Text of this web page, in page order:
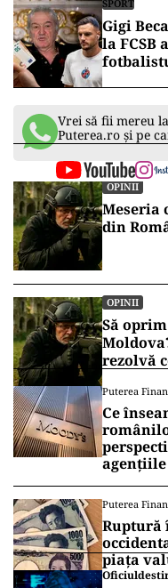
SPORT
Gigi
la FCSB
Vrei să fii mereu
Puterea.ro și pe
OPINII
Meseria
din
OPINII
Să
rezolvă
Puterea
Ce
Puterea
Ruptură
piața